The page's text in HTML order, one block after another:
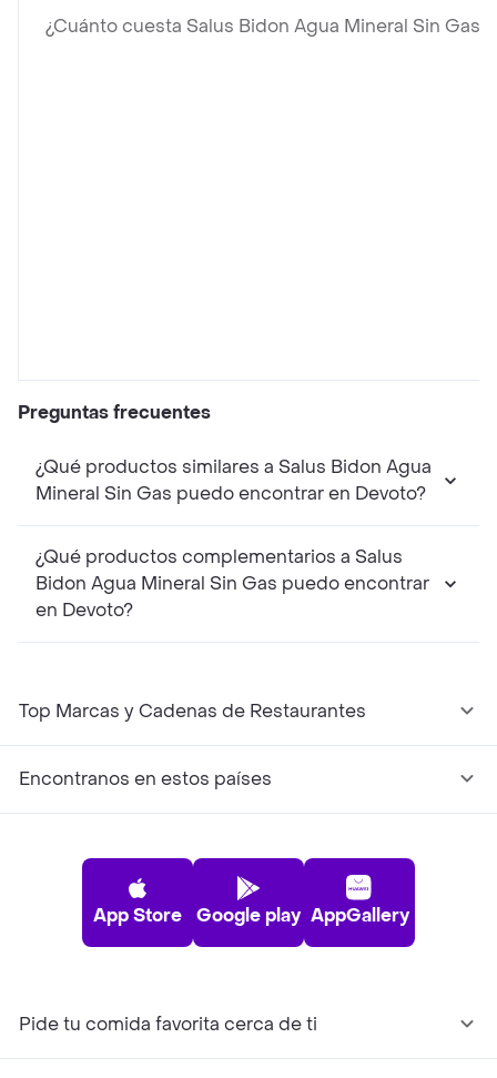
¿Cuánto cuesta Salus Bidon Agua Mineral Sin Gas?
Preguntas frecuentes
¿Qué productos similares a Salus Bidon Agua
Mineral Sin Gas puedo encontrar en Devoto?
¿Qué productos complementarios a Salus
Bidon Agua Mineral Sin Gas puedo encontrar
en Devoto?
Top Marcas y Cadenas de Restaurantes
Encontranos en estos países
App Store Google play AppGallery
Pide tu comida favorita cerca de ti